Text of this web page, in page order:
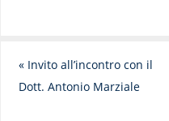
«Invito all’incontro con il
Dott. Antonio Marziale